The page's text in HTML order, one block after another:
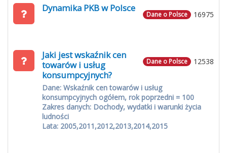
16975
Dane o Polsce
Dynamika PKB w Polsce
12538
Dane o Polsce
Jaki jest wskaźnik cen
towarów i usług
konsumpcyjnych?
Dane: Wskaźnik cen towarów i usług
konsumpcyjnych ogółem, rok poprzedni = 100
Zakres danych: Dochody, wydatki i warunki życia
ludności
Lata: 2005,2011,2012,2013,2014,2015